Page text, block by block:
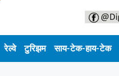
रेल्वे टुरिझम साय-टेक-हाय-टेक